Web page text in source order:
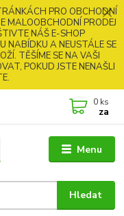
PRO OBCHODNÍ
MALOOBCHODNÍ PRODEJ
NÁŠ E-SHOP
NABÍDKU A NEUSTÁLE SE
TĚŠÍME SE NA VAŠI
POKUD JSTE NENAŠLI
Menu
Hledat
0 ks
za